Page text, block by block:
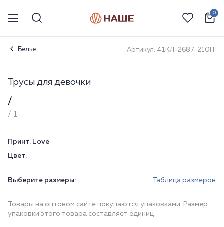
0
Белье Артикул: 41КЛ-2687-210П.
Трусы для девочки
/
/ 1
Принт: Love
Цвет:
Выберите размеры: Таблица размеров
Товары на оптовом сайте покупаются упаковками. Размер
упаковки этого товара составляет единиц